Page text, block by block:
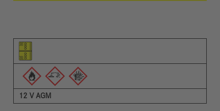
Εικονόγραμμα του στοιχείου
Εικονογράμματα των προειδοποιήσεων
Περιγραφή
12 V AGM